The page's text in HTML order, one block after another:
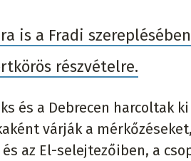
is a Fradi
részvételre.
és a Debrecen harcoltak
várják a
az El-selejtezőiben, a